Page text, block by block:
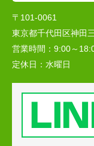
〒101-0061
東京都千代田区神田
営業時間： 9:00～
定休日： 水曜日